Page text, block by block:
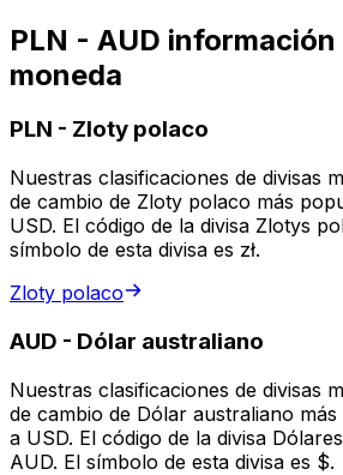
PLN - AUD información
moneda
PLN - Zloty polaco
Nuestras clasificaciones de divisas
de cambio de Zloty polaco más
USD. El código de la divisa Zlotys
símbolo de esta divisa es zł.
Zloty polaco
AUD - Dólar australiano
Nuestras clasificaciones de divisas
de cambio de Dólar australiano
a USD. El código de la divisa
AUD. El símbolo de esta divisa es $.